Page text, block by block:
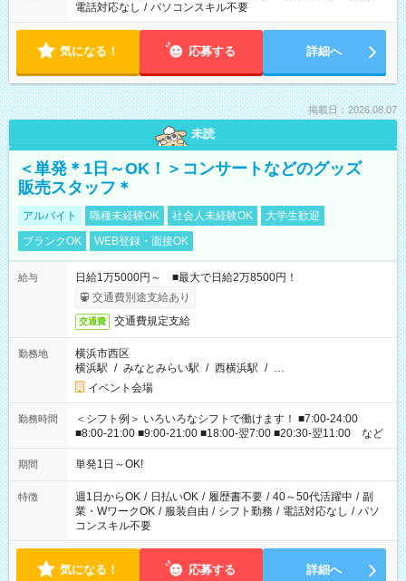
電話対応なし / パソコンスキル不要
気になる！ 応募する 詳細へ
掲載日：2026.08.07
未読
＜単発＊1日～OK！＞コンサートなどのグッズ
販売スタッフ＊
アルバイト 職種未経験OK 社会人未経験OK
大学生歓迎
ブランクOK
WEB登録・面接OK
給与
日給1万5000円～ ■最大で日給2万8500円！
交通費別途支給あり
交通費 交通費規定支給
勤務地
横浜市西区
横浜駅 / みなとみらい駅 / 西横浜駅 / …
イベント会場
勤務時間
＜シフト例＞ いろいろなシフトで働けます！ ■7:00-24:00
■8:00-21:00 ■9:00-21:00 ■18:00-翌7:00 ■20:30-翌11:00 など
期間 単発1日～OK!
特徴 週1日からOK / 日払いOK / 履歴書不要 / 40～50代活躍中 / 副
業・WワークOK / 服装自由 / シフト勤務 / 電話対応なし / パソ
コンスキル不要
気になる！ 応募する 詳細へ